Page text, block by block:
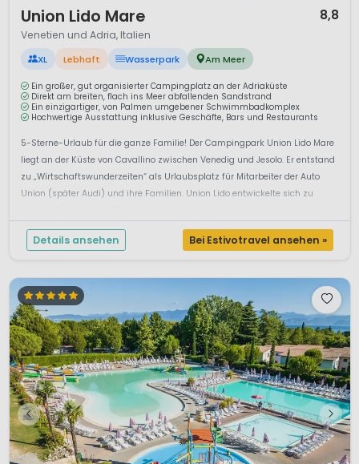
Union Lido Mare 8,8
Venetien und Adria, Italien
XL Lebhaft Wasserpark Am Meer
Ein großer, gut organisierter Campingplatz an der Adriaküste
Direkt am breiten, flach ins Meer abfallenden Sandstrand
Ein einzigartiger, von Palmen umgebener Schwimmbadkomplex
Hochwertige Ausstattung inklusive Geschäfte, Bars und Restaurants
5-Sterne-Urlaub für die ganze Familie! Der Campingpark Union Lido Mare
liegt an der Küste von Cavallino zwischen Venedig und Jesolo. Er entstand
zu „Wirtschaftswunderzeiten“ als Urlaubsplatz für Mitarbeiter der Auto
Union (später Audi) und ihre Familien. Union Lido entwickelte sich zu
Details ansehen Bei Estivotravel ansehen »